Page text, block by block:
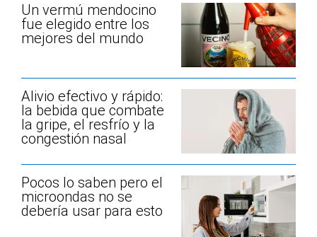
Un vermú mendocino
fue elegido entre los
mejores del mundo
Alivio efectivo y rápido:
la bebida que combate
la gripe, el resfrío y la
congestión nasal
Pocos lo saben pero el
microondas no se
debería usar para esto